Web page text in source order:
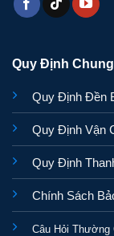
Quy Định Chung
Quy Định Đền
Quy Định Vận
Quy Định
Chính Sách
Câu Hỏi Thường